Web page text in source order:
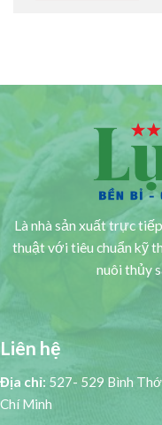
Là nhà sản xuất trực
thuật với tiêu chuẩn kỹ
nuôi thủy
Liên hệ
Địa chỉ: 527- 529 Bình
Chí Minh